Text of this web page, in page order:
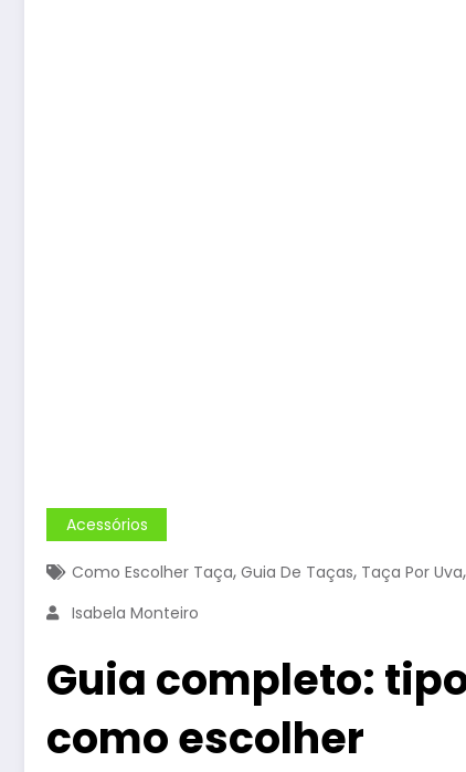
Acessórios
Como Escolher Taça, Guia De Taças, Taça Por Uva,
Isabela Monteiro
Guia completo:
como escolher